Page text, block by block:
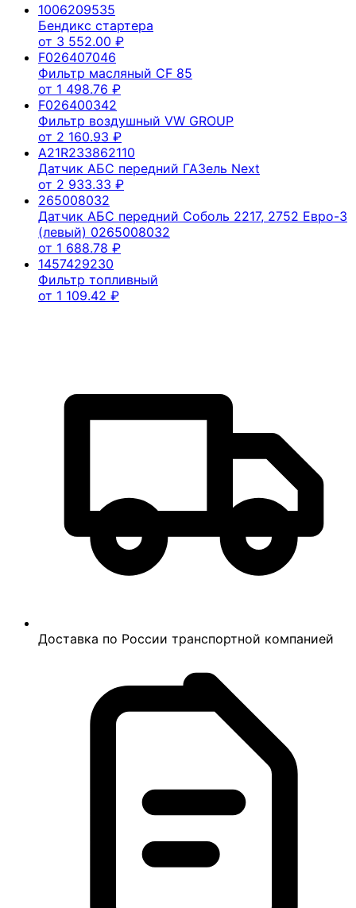
1006209535
Бендикс стартера
от 3 552.00 ₽
F026407046
Фильтр масляный CF 85
от 1 498.76 ₽
F026400342
Фильтр воздушный VW GROUP
от 2 160.93 ₽
A21R233862110
Датчик АБС передний ГАЗель Next
от 2 933.33 ₽
265008032
Датчик АБС передний Соболь 2217, 2752 Евро-3
(левый) 0265008032
от 1 688.78 ₽
1457429230
Фильтр топливный
от 1 109.42 ₽
Доставка по России транспортной компанией